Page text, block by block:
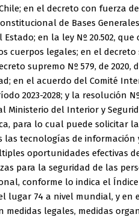
en el decreto con fuerza de
de Bases
en la ley Nº 20.502,
legales; en el
supremo Nº 579, de
en el acuerdo del Comité
2023-2028; y la resolución
Ministerio del Interior y
para lo cual puede solicitar
tecnologías de
oportunidades efectivas
para la seguridad de las
conforme lo indica el
74 a nivel mundial, y en
legales, medidas